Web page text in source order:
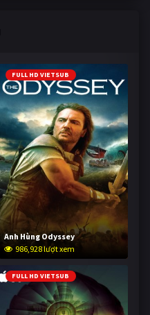
FULL HD VIETSUB
Anh Hùng Odyssey
986,928 lượt xem
FULL HD VIETSUB